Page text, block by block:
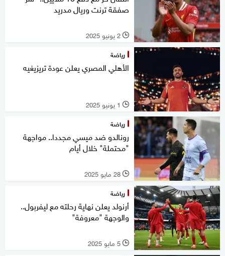
صفقة ترنت وريال مدريد
l 2 يونيو 2025
رياضة
الأهلي المصري يعلن عودة تريزيغيه
l 1 يونيو 2025
رياضة
رونالدو ضد ميسي مجددا.. مواجهة
"محتملة" خلال أيام
l 28 مايو 2025
رياضة
أرنولد يعلن نهاية رحلته مع ليفربول..
والوجهة "معروفة"
l 5 مايو 2025